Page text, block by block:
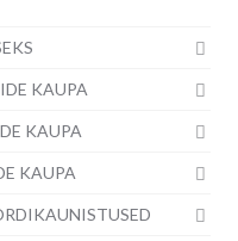
KAUPA
KAUPA
KAUPA